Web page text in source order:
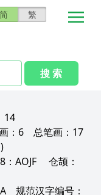
简 繁
搜 索
14
： 6 总笔画： 17
AOJF 仓颉：
规范汉字编号：